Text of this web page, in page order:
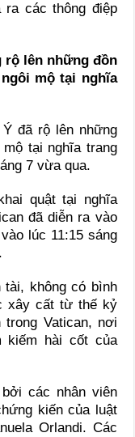
các thông điệp
rộ lên những đồn
mộ tại nghĩa
đã rộ lên những
tại nghĩa trang
7 vừa qua.
quật tại nghĩa
đã diễn ra vào
lúc 11:15 sáng
tài, không có bình
xây cất từ thế kỷ
trong Vatican, nơi
kiếm hài cốt của
các nhân viên
kiến của luật
Orlandi. Các